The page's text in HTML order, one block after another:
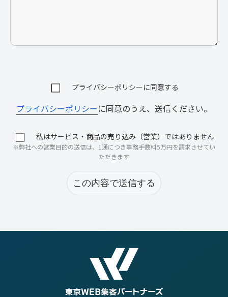
プライバシーポリシーに同意する
プライバシーポリシーに同意のうえ、送信ください。
私はサービス・商品の売り込み（営業）ではありません
※弊社への営業目的の送信は、1通につき事務手数料5万円を請求させてい
ただきます